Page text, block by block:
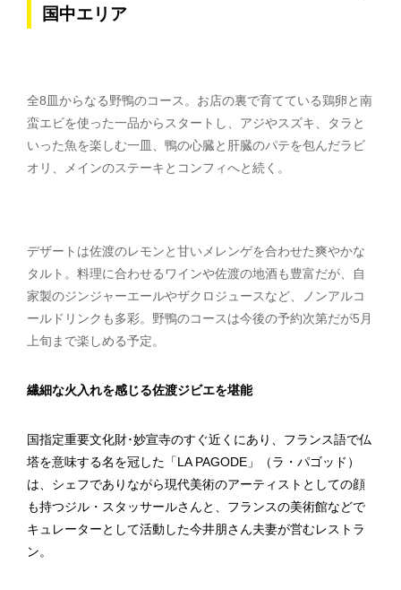
国中エリア
全8皿からなる野鴨のコース。お店の裏で育てている鶏卵と南
蛮エビを使った一品からスタートし、アジやスズキ、タラと
いった魚を楽しむ一皿、鴨の心臓と肝臓のパテを包んだラビ
オリ、メインのステーキとコンフィへと続く。
デザートは佐渡のレモンと甘いメレンゲを合わせた爽やかな
タルト。料理に合わせるワインや佐渡の地酒も豊富だが、自
家製のジンジャーエールやザクロジュースなど、ノンアルコ
ールドリンクも多彩。野鴨のコースは今後の予約次第だが5月
上旬まで楽しめる予定。
繊細な火入れを感じる佐渡ジビエを堪能
国指定重要文化財･妙宣寺のすぐ近くにあり、フランス語で仏
塔を意味する名を冠した「LA PAGODE」（ラ・パゴッド）
は、シェフでありながら現代美術のアーティストとしての顔
も持つジル・スタッサールさんと、フランスの美術館などで
キュレーターとして活動した今井朋さん夫妻が営むレストラ
ン。